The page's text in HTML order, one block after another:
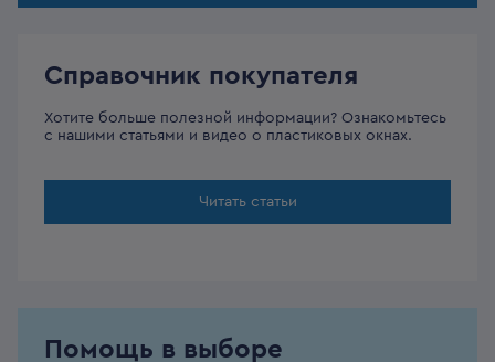
Справочник покупателя
Хотите больше полезной информации? Ознакомьтесь
с нашими статьями и видео о пластиковых окнах.
Читать статьи
Помощь в выборе